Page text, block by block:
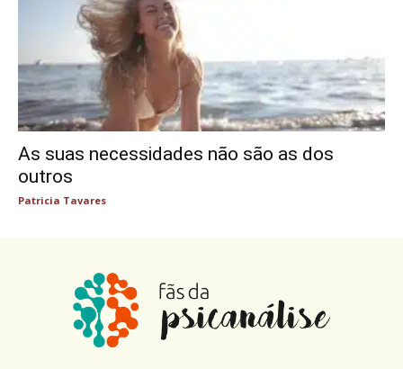
As suas necessidades não são as dos
outros
Patricia Tavares